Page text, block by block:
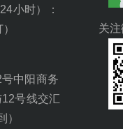
小时）：
中阳商务
号线交汇
）
关注